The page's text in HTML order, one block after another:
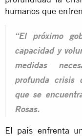
humanos que
“El próximo
capacidad y
medidas
profunda crisis
que se
Rosas.
El país enfrenta